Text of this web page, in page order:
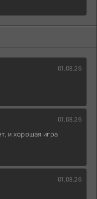
01.08.26
01.08.26
и хорошая игра
01.08.26